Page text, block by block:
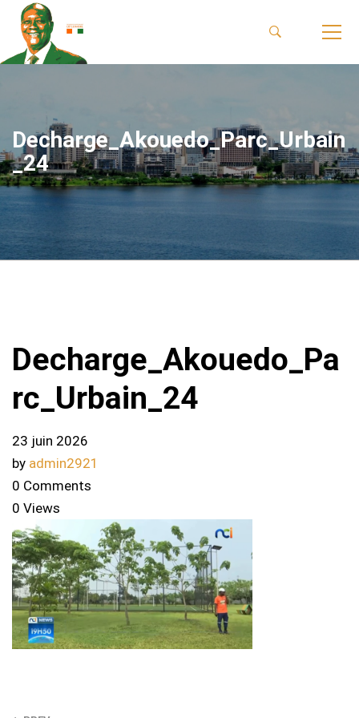
Decharge_Akouedo_Parc_Urbain
_24
Decharge_Akouedo_Pa
rc_Urbain_24
23 juin 2026
by admin2921
0 Comments
0 Views